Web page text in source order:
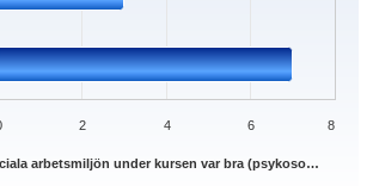
arbetsmiljön under kursen var bra (psykoso…
2 4 6 8